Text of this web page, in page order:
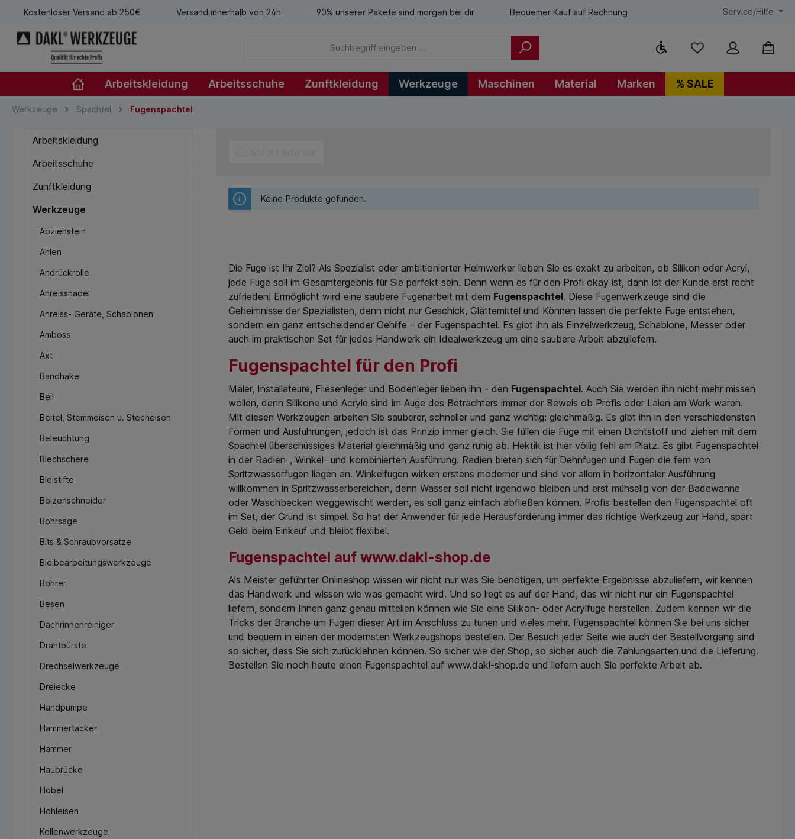
Kostenloser Versand ab 250€ Versand innerhalb von 24h 90% unserer Pakete sind morgen bei dir Bequemer Kauf auf Rechnung Service/Hilfe
Werkzeugleiste anzeigen
Arbeitskleidung Arbeitsschuhe Zunftkleidung Werkzeuge Maschinen Material Marken % SALE
Werkzeuge Spachtel Fugenspachtel
Arbeitskleidung
Arbeitsschuhe
Zunftkleidung
Werkzeuge
Abziehstein
Ahlen
Andrückrolle
Anreissnadel
Anreiss- Geräte, Schablonen
Amboss
Axt
Bandhake
Beil
Beitel, Stemmeisen u. Stecheisen
Beleuchtung
Blechschere
Bleistifte
Bolzenschneider
Bohrsäge
Bits & Schraubvorsätze
Bleibearbeitungswerkzeuge
Bohrer
Besen
Dachrinnenreiniger
Drahtbürste
Drechselwerkzeuge
Dreiecke
Handpumpe
Hammertacker
Hämmer
Haubrücke
Hobel
Hohleisen
Kellenwerkzeuge
Keine Produkte gefunden.
Die Fuge ist Ihr Ziel? Als Spezialist oder ambitionierter Heimwerker lieben Sie es exakt zu arbeiten, ob Silikon oder Acryl,
jede Fuge soll im Gesamtergebnis für Sie perfekt sein. Denn wenn es für den Profi okay ist, dann ist der Kunde erst recht
zufrieden! Ermöglicht wird eine saubere Fugenarbeit mit dem Fugenspachtel. Diese Fugenwerkzeuge sind die
Geheimnisse der Spezialisten, denn nicht nur Geschick, Glättemittel und Können lassen die perfekte Fuge entstehen,
sondern ein ganz entscheidender Gehilfe – der Fugenspachtel. Es gibt ihn als Einzelwerkzeug, Schablone, Messer oder
auch im praktischen Set für jedes Handwerk ein Idealwerkzeug um eine saubere Arbeit abzuliefern.
Fugenspachtel für den Profi
Maler, Installateure, Fliesenleger und Bodenleger lieben ihn - den Fugenspachtel. Auch Sie werden ihn nicht mehr missen
wollen, denn Silikone und Acryle sind im Auge des Betrachters immer der Beweis ob Profis oder Laien am Werk waren.
Mit diesen Werkzeugen arbeiten Sie sauberer, schneller und ganz wichtig: gleichmäßig. Es gibt ihn in den verschiedensten
Formen und Ausführungen, jedoch ist das Prinzip immer gleich. Sie füllen die Fuge mit einen Dichtstoff und ziehen mit dem
Spachtel überschüssiges Material gleichmäßig und ganz ruhig ab. Hektik ist hier völlig fehl am Platz. Es gibt Fugenspachtel
in der Radien-, Winkel- und kombinierten Ausführung. Radien bieten sich für Dehnfugen und Fugen die fern von
Spritzwasserfugen liegen an. Winkelfugen wirken erstens moderner und sind vor allem in horizontaler Ausführung
willkommen in Spritzwasserbereichen, denn Wasser soll nicht irgendwo bleiben und erst mühselig von der Badewanne
oder Waschbecken weggewischt werden, es soll ganz einfach abfließen können. Profis bestellen den Fugenspachtel oft
im Set, der Grund ist simpel. So hat der Anwender für jede Herausforderung immer das richtige Werkzeug zur Hand, spart
Geld beim Einkauf und bleibt flexibel.
Fugenspachtel auf www.dakl-shop.de
Als Meister geführter Onlineshop wissen wir nicht nur was Sie benötigen, um perfekte Ergebnisse abzuliefern, wir kennen
das Handwerk und wissen wie was gemacht wird. Und so liegt es auf der Hand, das wir nicht nur ein Fugenspachtel
liefern, sondern Ihnen ganz genau mitteilen können wie Sie eine Silikon- oder Acrylfuge herstellen. Zudem kennen wir die
Tricks der Branche um Fugen dieser Art im Anschluss zu tunen und vieles mehr. Fugenspachtel können Sie bei uns sicher
und bequem in einen der modernsten Werkzeugshops bestellen. Der Besuch jeder Seite wie auch der Bestellvorgang sind
so sicher, dass Sie sich zurücklehnen können. So sicher wie der Shop, so sicher auch die Zahlungsarten und die Lieferung.
Bestellen Sie noch heute einen Fugenspachtel auf www.dakl-shop.de und liefern auch Sie perfekte Arbeit ab.